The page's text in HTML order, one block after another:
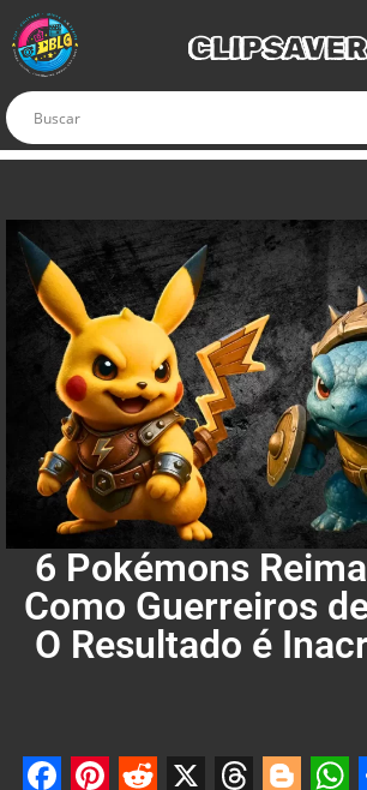
CLIPSAVER
6 Pokémons
Como Guerreiros
O Resultado é